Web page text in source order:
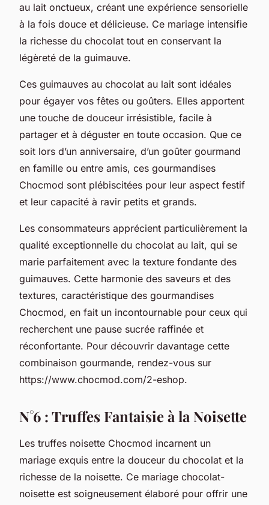
au lait onctueux, créant une expérience sensorielle
à la fois douce et délicieuse. Ce mariage intensifie
la richesse du chocolat tout en conservant la
légèreté de la guimauve.
Ces guimauves au chocolat au lait sont idéales
pour égayer vos fêtes ou goûters. Elles apportent
une touche de douceur irrésistible, facile à
partager et à déguster en toute occasion. Que ce
soit lors d’un anniversaire, d’un goûter gourmand
en famille ou entre amis, ces gourmandises
Chocmod sont plébiscitées pour leur aspect festif
et leur capacité à ravir petits et grands.
Les consommateurs apprécient particulièrement la
qualité exceptionnelle du chocolat au lait, qui se
marie parfaitement avec la texture fondante des
guimauves. Cette harmonie des saveurs et des
textures, caractéristique des gourmandises
Chocmod, en fait un incontournable pour ceux qui
recherchent une pause sucrée raffinée et
réconfortante. Pour découvrir davantage cette
combinaison gourmande, rendez-vous sur
https://www.chocmod.com/2-eshop.
N°6 : Truffes Fantaisie à la Noisette
Les truffes noisette Chocmod incarnent un
mariage exquis entre la douceur du chocolat et la
richesse de la noisette. Ce mariage chocolat-
noisette est soigneusement élaboré pour offrir une